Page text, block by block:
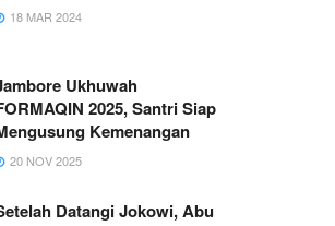
18 MAR 2024
Ukhuwah
2025, Santri Siap
Kemenangan
20 NOV 2025
Datangi Jokowi, Abu